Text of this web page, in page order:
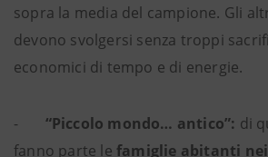
sopra la media del campione. Gli
devono svolgersi senza troppi
economici di tempo e di energie.
- “Piccolo mondo… antico”: di
fanno parte le famiglie abitanti